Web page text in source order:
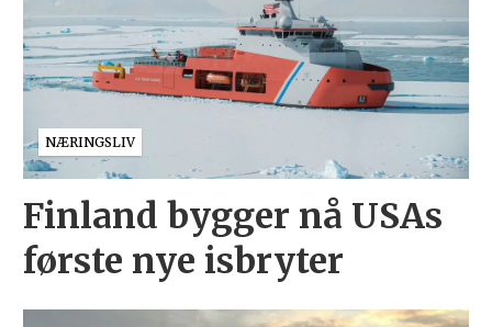
NÆRINGSLIV
Finland bygger nå USAs
første nye isbryter